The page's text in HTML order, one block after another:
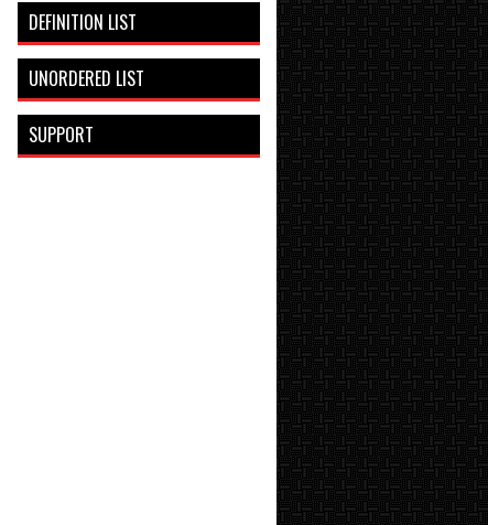
DEFINITION LIST
UNORDERED LIST
SUPPORT